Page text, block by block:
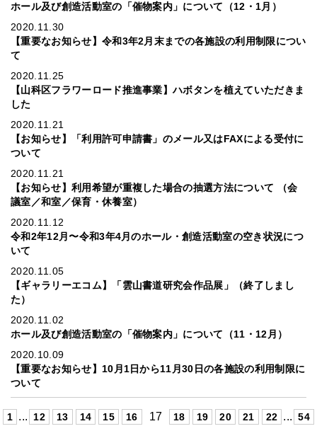
ホール及び創造活動室の「催物案内」について（12・1月）
2020.11.30
【重要なお知らせ】令和3年2月末までの各施設の利用制限につい
て
2020.11.25
【山科区フラワーロード推進事業】ハボタンを植えていただきま
した
2020.11.21
【お知らせ】「利用許可申請書」のメール又はFAXによる受付に
ついて
2020.11.21
【お知らせ】利用希望が重複した場合の抽選方法について （会
議室／和室／保育・休養室）
2020.11.12
令和2年12月〜令和3年4月のホール・創造活動室の空き状況につ
いて
2020.11.05
【ギャラリーエコム】「雲山書道研究会作品展」（終了しまし
た）
2020.11.02
ホール及び創造活動室の「催物案内」について（11・12月）
2020.10.09
【重要なお知らせ】10月1日から11月30日の各施設の利用制限に
ついて
1 ... 12 13 14 15 16 17 18 19 20 21 22 ... 54